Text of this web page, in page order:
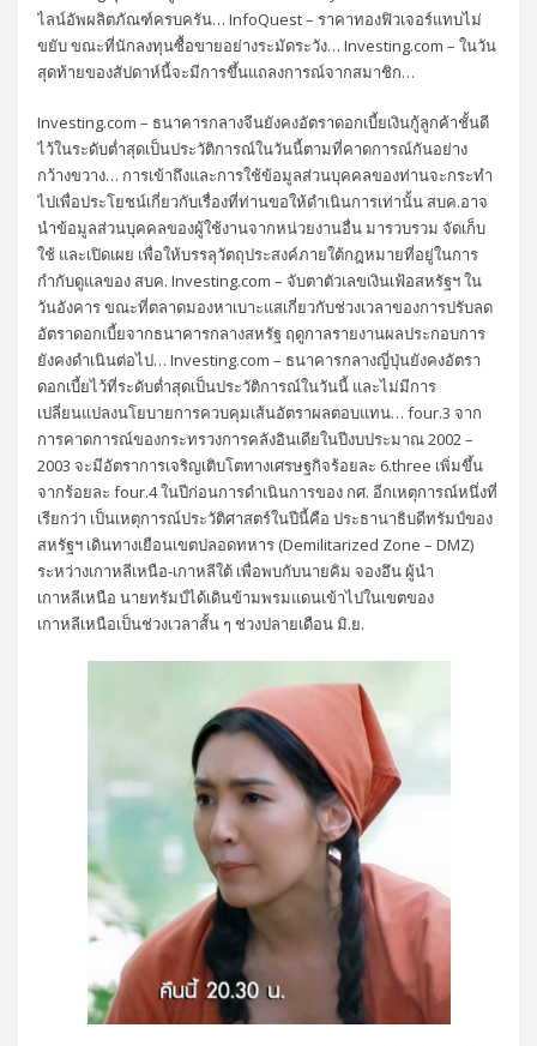
ไลน์อัพผลิตภัณฑ์ครบครัน… InfoQuest – ราคาทองฟิวเจอร์แทบไม่
ขยับ ขณะที่นักลงทุนซื้อขายอย่างระมัดระวัง… Investing.com – ในวัน
สุดท้ายของสัปดาห์นี้จะมีการขึ้นแถลงการณ์จากสมาชิก…
Investing.com – ธนาคารกลางจีนยังคงอัตราดอกเบี้ยเงินกู้ลูกค้าชั้นดี
ไว้ในระดับต่ำสุดเป็นประวัติการณ์ในวันนี้ตามที่คาดการณ์กันอย่าง
กว้างขวาง… การเข้าถึงและการใช้ข้อมูลส่วนบุคคลของท่านจะกระทำ
ไปเพื่อประโยชน์เกี่ยวกับเรื่องที่ท่านขอให้ดำเนินการเท่านั้น สบค.อาจ
นำข้อมูลส่วนบุคคลของผู้ใช้งานจากหน่วยงานอื่น มารวบรวม จัดเก็บ
ใช้ และเปิดเผย เพื่อให้บรรลุวัตถุประสงค์ภายใต้กฎหมายที่อยู่ในการ
กำกับดูแลของ สบค. Investing.com – จับตาตัวเลขเงินเฟ้อสหรัฐฯ ใน
วันอังคาร ขณะที่ตลาดมองหาเบาะแสเกี่ยวกับช่วงเวลาของการปรับลด
อัตราดอกเบี้ยจากธนาคารกลางสหรัฐ ฤดูกาลรายงานผลประกอบการ
ยังคงดำเนินต่อไป… Investing.com – ธนาคารกลางญี่ปุ่นยังคงอัตรา
ดอกเบี้ยไว้ที่ระดับต่ำสุดเป็นประวัติการณ์ในวันนี้ และไม่มีการ
เปลี่ยนแปลงนโยบายการควบคุมเส้นอัตราผลตอบแทน… four.3 จาก
การคาดการณ์ของกระทรวงการคลังอินเดียในปีงบประมาณ 2002 –
2003 จะมีอัตราการเจริญเติบโตทางเศรษฐกิจร้อยละ 6.three เพิ่มขึ้น
จากร้อยละ four.4 ในปีก่อนการดำเนินการของ กศ. อีกเหตุการณ์หนึ่งที่
เรียกว่า เป็นเหตุการณ์ประวัติศาสตร์ในปีนี้คือ ประธานาธิบดีทรัมป์ของ
สหรัฐฯ เดินทางเยือนเขตปลอดทหาร (Demilitarized Zone – DMZ)
ระหว่างเกาหลีเหนือ-เกาหลีใต้ เพื่อพบกับนายคิม จองอึน ผู้นำ
เกาหลีเหนือ นายทรัมป์ได้เดินข้ามพรมแดนเข้าไปในเขตของ
เกาหลีเหนือเป็นช่วงเวลาสั้น ๆ ช่วงปลายเดือน มิ.ย.